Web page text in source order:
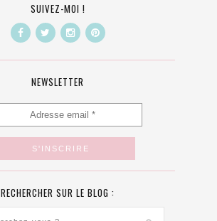
SUIVEZ-MOI !
NEWSLETTER
RECHERCHER SUR LE BLOG :